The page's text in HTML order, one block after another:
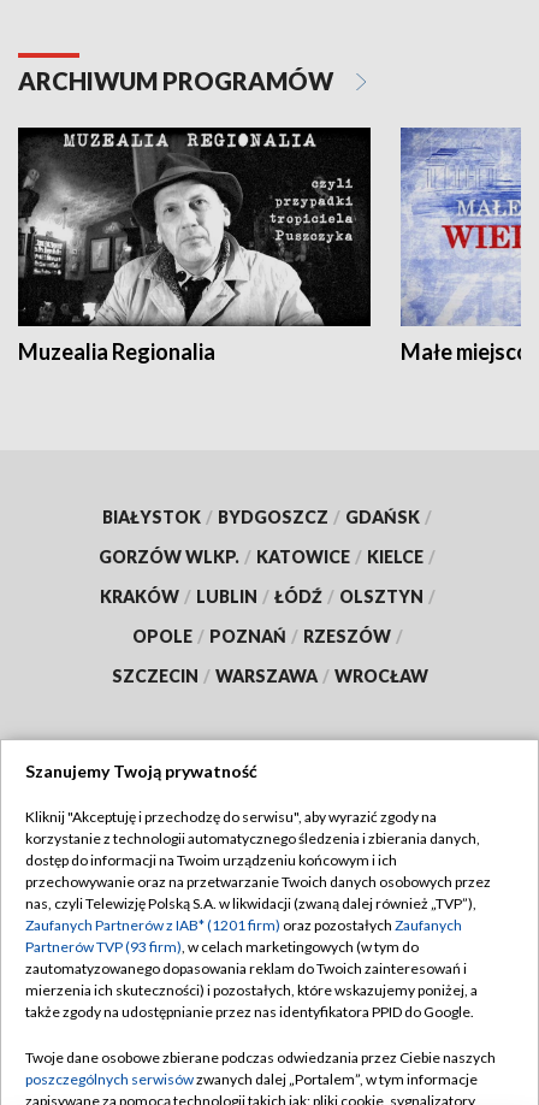
ARCHIWUM PROGRAMÓW
Muzealia Regionalia Małe
BIAŁYSTOK / BYDGOSZCZ / GDAŃSK /
GORZÓW WLKP. / KATOWICE / KIELCE /
KRAKÓW / LUBLIN / ŁÓDŹ / OLSZTYN /
OPOLE / POZNAŃ / RZESZÓW /
SZCZECIN / WARSZAWA / WROCŁAW
TVP
Abonament TVP
Emisja w TVP
Centrum informacji TVP
Naziemna Telewizja Cyfrowa
Rada Programowa
Regulamin TVP
Polityka prywatności
Moje zgody
Pomoc
Kontakt
Szanujemy Twoją prywatność
Kliknij "Akceptuję i przechodzę do serwisu", aby wyrazić zgody na
korzystanie z technologii automatycznego śledzenia i zbierania danych,
dostęp do informacji na Twoim urządzeniu końcowym i ich
przechowywanie oraz na przetwarzanie Twoich danych osobowych przez
nas, czyli Telewizję Polską S.A. w likwidacji (zwaną dalej również „TVP”),
Zaufanych Partnerów z IAB* (1201 firm) oraz pozostałych Zaufanych
Partnerów TVP (93 firm), w celach marketingowych (w tym do
zautomatyzowanego dopasowania reklam do Twoich zainteresowań i
mierzenia ich skuteczności) i pozostałych, które wskazujemy poniżej, a
także zgody na udostępnianie przez nas identyfikatora PPID do Google.
Twoje dane osobowe zbierane podczas odwiedzania przez Ciebie naszych
poszczególnych serwisówzwanych dalej „Portalem”, w tym informacje
zapisywane za pomocą technologii takich jak: pliki cookie, sygnalizatory